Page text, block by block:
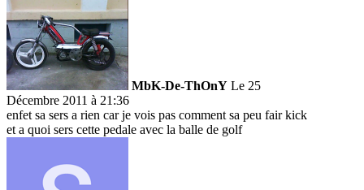
MbK-De-ThOnY Le 25
Décembre 2011 à 21:36
enfet sa sers a rien car je vois pas comment sa peu fair kick
et a quoi sers cette pedale avec la balle de golf